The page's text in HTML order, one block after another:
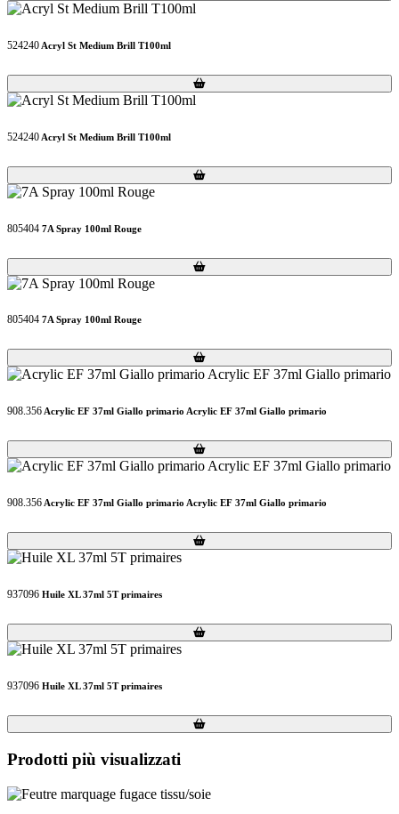
524240 Acryl St Medium Brill T100ml
Loading...
Loading...
524240 Acryl St Medium Brill T100ml
Loading...
Loading...
805404 7A Spray 100ml Rouge
Loading...
Loading...
805404 7A Spray 100ml Rouge
Loading...
Loading...
908.356Acrylic EF 37ml Giallo primario Acrylic EF 37ml Giallo primario
Loading...
Loading...
908.356 Acrylic EF 37ml Giallo primario Acrylic EF 37ml Giallo primario
Loading...
Loading...
937096 Huile XL 37ml 5T primaires
Loading...
Loading...
937096 Huile XL 37ml 5T primaires
Loading...
Loading...
Prodotti più visualizzati